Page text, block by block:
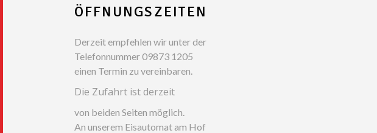
ÖFFNUNGSZEITEN
Derzeit empfehlen wir unter der
Telefonnummer 09873 1205
einen Termin zu vereinbaren.
Die Zufahrt ist derzeit
von beiden Seiten möglich.
An unserem Eisautomat am Hof